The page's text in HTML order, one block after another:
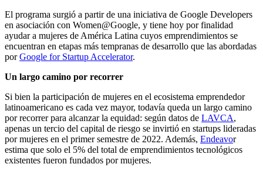
El programa surgió a partir de una iniciativa de Google Developers
en asociación con Women@Google, y tiene hoy por finalidad
ayudar a mujeres de América Latina cuyos emprendimientos se
encuentran en etapas más tempranas de desarrollo que las abordadas
porGoogle for Startup Accelerator.
Un largo camino por recorrer
Si bien la participación de mujeres en el ecosistema emprendedor
latinoamericano es cada vez mayor, todavía queda un largo camino
por recorrer para alcanzar la equidad: según datos de LAVCA,
apenas un tercio del capital de riesgo se invirtió en startups lideradas
por mujeres en el primer semestre de 2022. Además, Endeavor
estima que solo el 5% del total de emprendimientos tecnológicos
existentes fueron fundados por mujeres.